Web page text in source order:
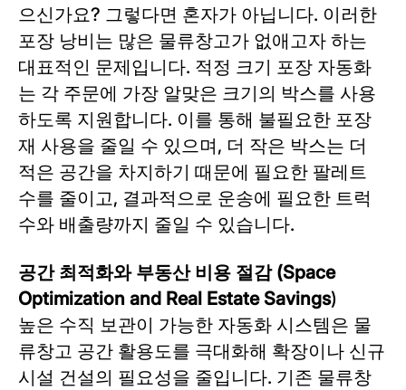
으신가요? 그렇다면 혼자가 아닙니다. 이러한
포장 낭비는 많은 물류창고가 없애고자 하는
대표적인 문제입니다. 적정 크기 포장 자동화
는 각 주문에 가장 알맞은 크기의 박스를 사용
하도록 지원합니다. 이를 통해 불필요한 포장
재 사용을 줄일 수 있으며, 더 작은 박스는 더
적은 공간을 차지하기 때문에 필요한 팔레트
수를 줄이고, 결과적으로 운송에 필요한 트럭
수와 배출량까지 줄일 수 있습니다.
공간 최적화와 부동산 비용 절감 (Space
Optimization and Real Estate Savings)
높은 수직 보관이 가능한 자동화 시스템은 물
류창고 공간 활용도를 극대화해 확장이나 신규
시설 건설의 필요성을 줄입니다. 기존 물류창